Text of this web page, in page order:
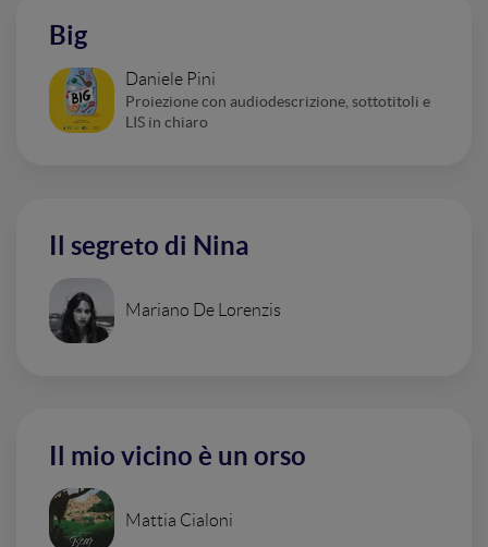
Big
Daniele Pini
Proiezione con audiodescrizione, sottotitoli e
LIS in chiaro
Il segreto di Nina
Mariano De Lorenzis
Il mio vicino è un orso
Mattia Cialoni